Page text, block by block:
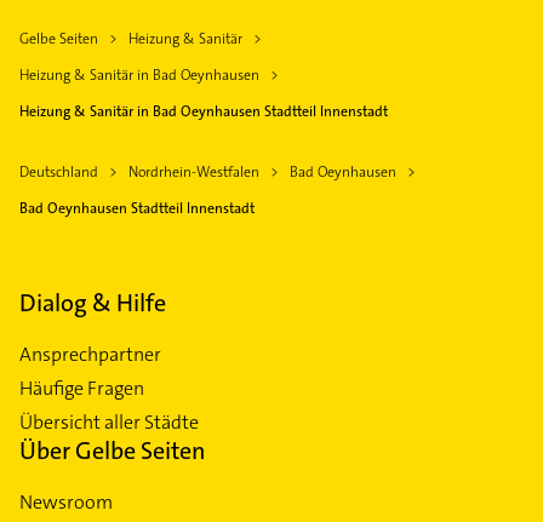
Gelbe Seiten
Heizung & Sanitär
Heizung & Sanitär in Bad Oeynhausen
Heizung & Sanitär in Bad Oeynhausen Stadtteil Innenstadt
Deutschland Nordrhein-Westfalen
Bad Oeynhausen
Bad Oeynhausen Stadtteil Innenstadt
Dialog & Hilfe
Ansprechpartner
Häufige Fragen
Übersicht aller Städte
Über Gelbe Seiten
Newsroom